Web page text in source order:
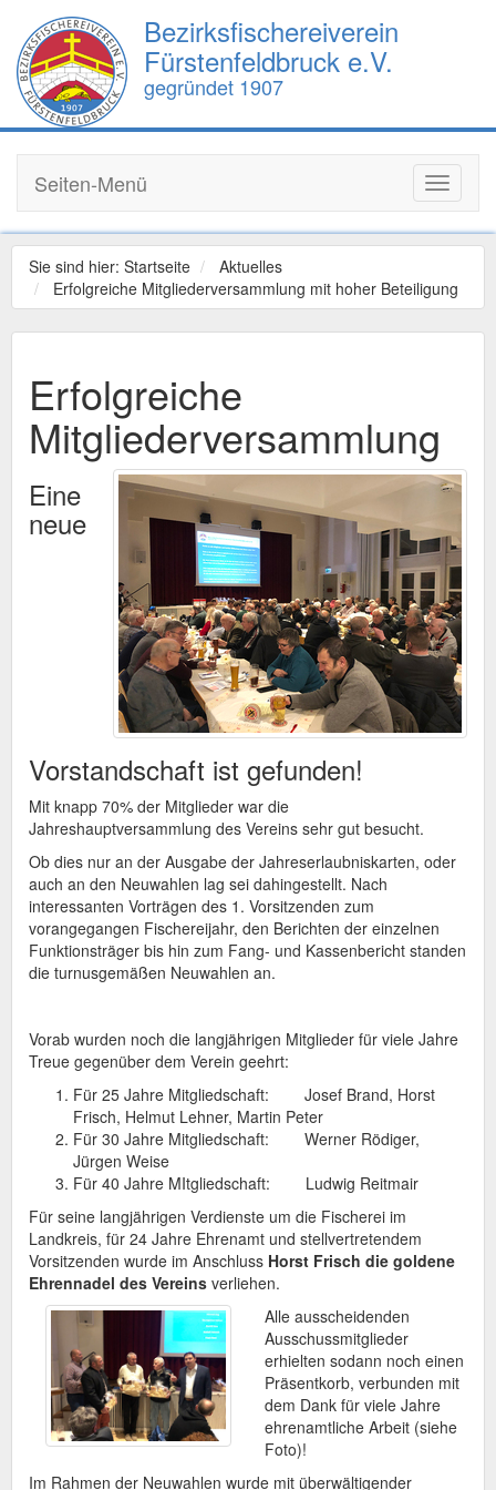
Bezirksfischereiverein
Fürstenfeldbruck e.V.
gegründet 1907
Toggle
Seiten-Menü
Sie sind hier: Startseite
Aktuelles
Erfolgreiche Mitgliederversammlung mit hoher Beteiligung
Erfolgreiche
Mitgliederversammlung
Eine
neue
Vorstandschaft ist gefunden!
Mit knapp 70% der Mitglieder war die
Jahreshauptversammlung des Vereins sehr gut besucht.
Ob dies nur an der Ausgabe der Jahreserlaubniskarten, oder
auch an den Neuwahlen lag sei dahingestellt. Nach
interessanten Vorträgen des 1. Vorsitzenden zum
vorangegangen Fischereijahr, den Berichten der einzelnen
Funktionsträger bis hin zum Fang- und Kassenbericht standen
die turnusgemäßen Neuwahlen an.
Vorab wurden noch die langjährigen Mitglieder für viele Jahre
Treue gegenüber dem Verein geehrt:
Für 25 Jahre Mitgliedschaft: Josef Brand, Horst
Frisch, Helmut Lehner, Martin Peter
Für 30 Jahre Mitgliedschaft: Werner Rödiger,
Jürgen Weise
Für 40 Jahre MItgliedschaft: Ludwig Reitmair
Für seine langjährigen Verdienste um die Fischerei im
Landkreis, für 24 Jahre Ehrenamt und stellvertretendem
Vorsitzenden wurde im Anschluss Horst Frisch die goldene
Ehrennadel des Vereins verliehen.
Alle ausscheidenden
Ausschussmitglieder
erhielten sodann noch einen
Präsentkorb, verbunden mit
dem Dank für viele Jahre
ehrenamtliche Arbeit (siehe
Foto)!
Im Rahmen der Neuwahlen wurde mit überwältigender